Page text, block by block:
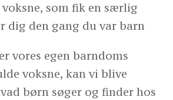
som fik en særlig
dig den gang du var barn
vores egen barndoms
voksne, kan vi blive
børn søger og finder hos